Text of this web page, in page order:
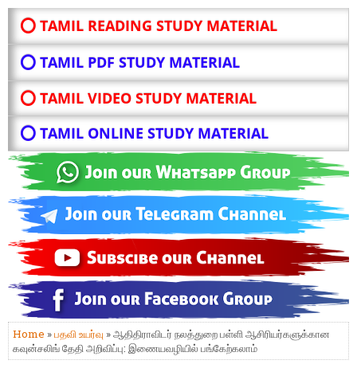
⭕ TAMIL READING STUDY MATERIAL
⭕ TAMIL PDF STUDY MATERIAL
⭕ TAMIL VIDEO STUDY MATERIAL
⭕ TAMIL ONLINE STUDY MATERIAL
Home »பதவி உயர்வு » ஆதிதிராவிடர் நலத்துறை பள்ளி ஆசிரியர்களுக்கான
கவுன்சலிங் தேதி அறிவிப்பு: இணையவழியில் பங்கேற்கலாம்